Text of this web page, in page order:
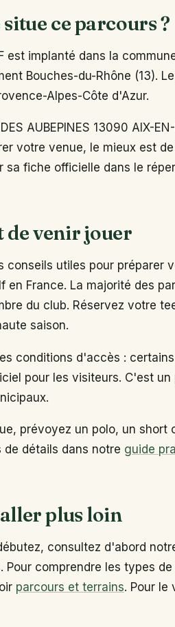
situe ce parcours ?
est implanté dans la
Bouches-du-Rhône (13).
Alpes-Côte d'Azur.
AUBEPINES 13090 AIX-
votre venue, le mieux est
sa fiche officielle dans le
de venir jouer
conseils utiles pour préparer
en France. La majorité des
du club. Réservez votre
saison.
conditions d'accès :
pour les visiteurs. C'est
prévoyez un polo, un short
de détails dans notre guide
plus loin
consultez d'abord
Pour comprendre les types
parcours et terrains. Pour le